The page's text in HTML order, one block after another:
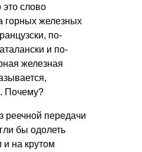
слово
горных железных
по-
и по-
железная
Почему?
реечной передачи
бы одолеть
и на крутом